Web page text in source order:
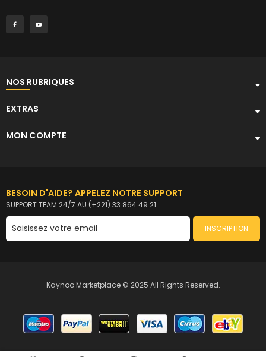
NOS RUBRIQUES
EXTRAS
MON COMPTE
BESOIN D'AIDE? APPELEZ NOTRE SUPPORT
SUPPORT TEAM 24/7 AU (+221) 33 864 49 21
INSCRIPTION
Kaynoo Marketplace © 2025 All Rights Reserved.